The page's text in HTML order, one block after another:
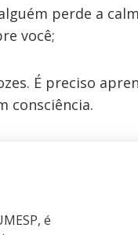
perde a
você;
É preciso
consciência.
é